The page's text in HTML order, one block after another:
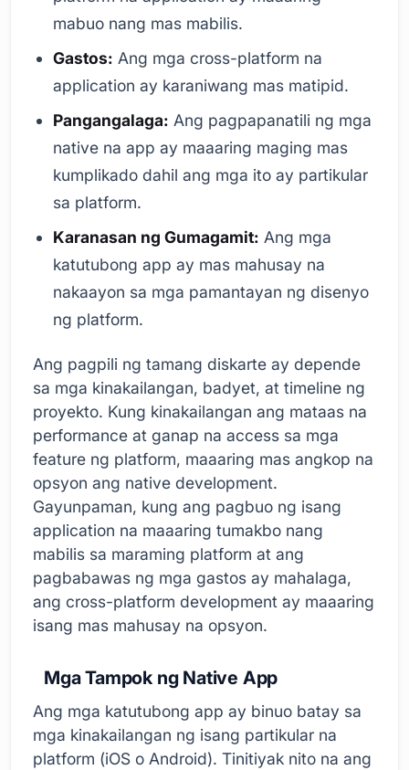
mabuo nang mas mabilis.
Gastos: Ang mga cross-platform na
application ay karaniwang mas matipid.
Pangangalaga: Ang pagpapanatili ng mga
native na app ay maaaring maging mas
kumplikado dahil ang mga ito ay partikular
sa platform.
Karanasan ng Gumagamit: Ang mga
katutubong app ay mas mahusay na
nakaayon sa mga pamantayan ng disenyo
ng platform.
Ang pagpili ng tamang diskarte ay depende
sa mga kinakailangan, badyet, at timeline ng
proyekto. Kung kinakailangan ang mataas na
performance at ganap na access sa mga
feature ng platform, maaaring mas angkop na
opsyon ang native development.
Gayunpaman, kung ang pagbuo ng isang
application na maaaring tumakbo nang
mabilis sa maraming platform at ang
pagbabawas ng mga gastos ay mahalaga,
ang cross-platform development ay maaaring
isang mas mahusay na opsyon.
Mga Tampok ng Native App
Ang mga katutubong app ay binuo batay sa
mga kinakailangan ng isang partikular na
platform (iOS o Android). Tinitiyak nito na ang